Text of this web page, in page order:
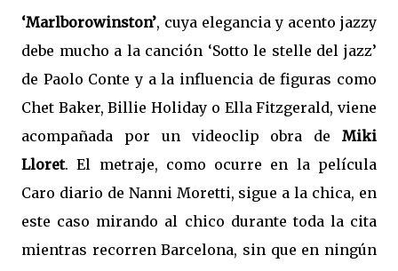
‘Marlborowinston’, cuya elegancia y acento jazzy
debe mucho a la canción ‘Sotto le stelle del jazz’
de Paolo Conte y a la influencia de figuras como
Chet Baker, Billie Holiday o Ella Fitzgerald, viene
acompañada por un videoclip obra de Miki
Lloret. El metraje, como ocurre en la película
Caro diario de Nanni Moretti, sigue a la chica, en
este caso mirando al chico durante toda la cita
mientras recorren Barcelona, sin que en ningún